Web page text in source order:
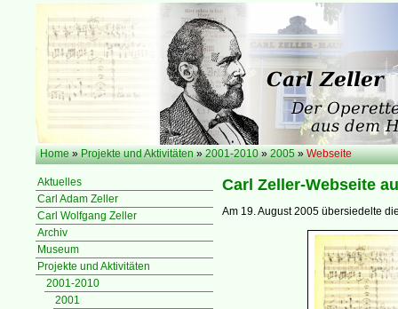
Home »Projekte und Aktivitäten »2001-2010 »2005 »Webseite
Aktuelles
Carl Adam Zeller
Carl Wolfgang Zeller
Archiv
Museum
Projekte und Aktivitäten
2001-2010
2001
Carl Zeller-Webseite
Am 19. August 2005 übersiedelte